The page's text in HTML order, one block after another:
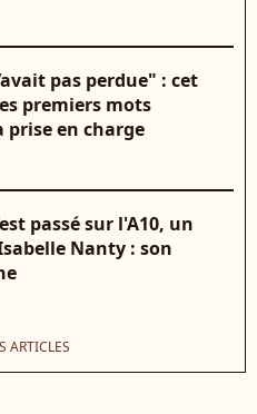
pas perdue" : cet
premiers mots
prise en charge
passé sur l'A10, un
Nanty : son
ARTICLES